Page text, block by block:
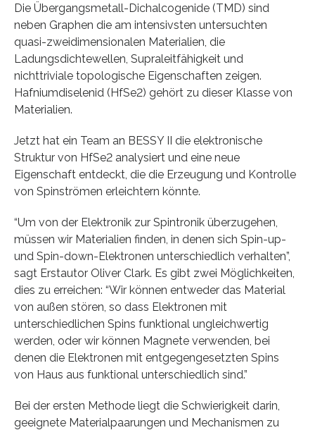
Die Übergangsmetall-Dichalcogenide (TMD) sind
neben Graphen die am intensivsten untersuchten
quasi-zweidimensionalen Materialien, die
Ladungsdichtewellen, Supraleitfähigkeit und
nichttriviale topologische Eigenschaften zeigen.
Hafniumdiselenid (HfSe2) gehört zu dieser Klasse von
Materialien.
Jetzt hat ein Team an BESSY II die elektronische
Struktur von HfSe2 analysiert und eine neue
Eigenschaft entdeckt, die die Erzeugung und Kontrolle
von Spinströmen erleichtern könnte.
“Um von der Elektronik zur Spintronik überzugehen,
müssen wir Materialien finden, in denen sich Spin-up-
und Spin-down-Elektronen unterschiedlich verhalten”,
sagt Erstautor Oliver Clark. Es gibt zwei Möglichkeiten,
dies zu erreichen: “Wir können entweder das Material
von außen stören, so dass Elektronen mit
unterschiedlichen Spins funktional ungleichwertig
werden, oder wir können Magnete verwenden, bei
denen die Elektronen mit entgegengesetzten Spins
von Haus aus funktional unterschiedlich sind.”
Bei der ersten Methode liegt die Schwierigkeit darin,
geeignete Materialpaarungen und Mechanismen zu